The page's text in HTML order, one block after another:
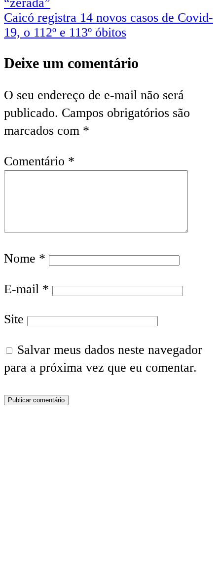
Caicó registra 14 novos casos de Covid-
19, o 112º e 113º óbitos
Deixe um comentário
O seu endereço de e-mail não será
publicado. Campos obrigatórios são
marcados com *
Comentário *
Nome *
E-mail *
Site
Salvar meus dados neste navegador
para a próxima vez que eu comentar.